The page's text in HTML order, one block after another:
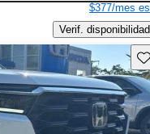
$377/mes
Verif. disponibilidad